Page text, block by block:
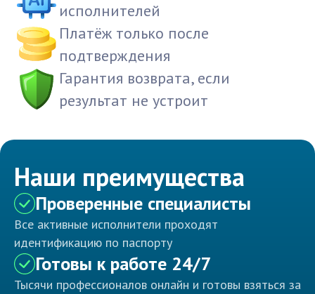
исполнителей
Платёж только после
подтверждения
Гарантия возврата, если
результат не устроит
Наши преимущества
Проверенные специалисты
Все активные исполнители проходят
идентификацию по паспорту
Готовы к работе 24/7
Тысячи профессионалов онлайн и готовы взяться за